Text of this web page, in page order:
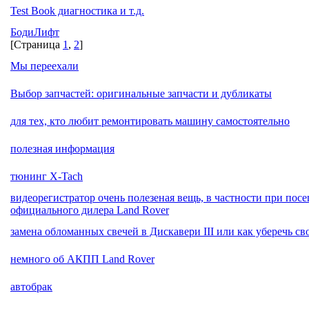
Test Book диагностика и т.д.
БодиЛифт
[Страница 1 , 2]
Мы переехали
Выбор запчастей: оригинальные запчасти и дубликаты
для тех, кто любит ремонтировать машину самостоятельно
полезная информация
тюнинг X-Taсh
видеорегистратор очень полезеная вещь, в частности при
официального дилера Land Rover
замена обломанных свечей в Дискавери III или как уберечь
немного об АКПП Land Rover
автобрак